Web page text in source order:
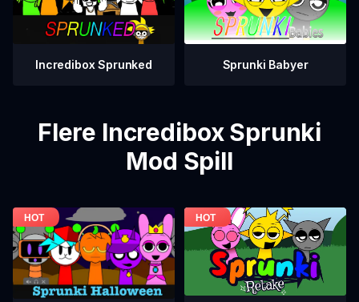
Incredibox Sprunked Sprunki Babyer
Flere Incredibox Sprunki
Mod Spill